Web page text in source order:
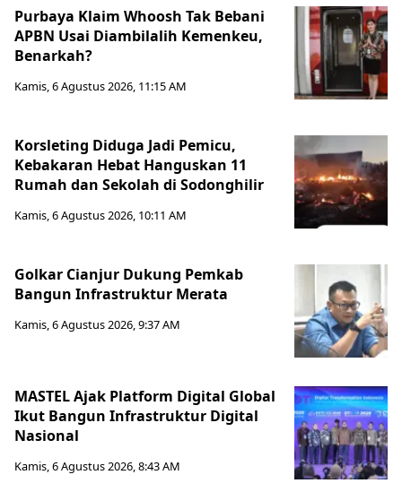
Purbaya Klaim Whoosh Tak Bebani
APBN Usai Diambilalih Kemenkeu,
Benarkah?
Kamis, 6 Agustus 2026, 11:15 AM
Korsleting Diduga Jadi Pemicu,
Kebakaran Hebat Hanguskan 11
Rumah dan Sekolah di Sodonghilir
Kamis, 6 Agustus 2026, 10:11 AM
Golkar Cianjur Dukung Pemkab
Bangun Infrastruktur Merata
Kamis, 6 Agustus 2026, 9:37 AM
MASTEL Ajak Platform Digital Global
Ikut Bangun Infrastruktur Digital
Nasional
Kamis, 6 Agustus 2026, 8:43 AM